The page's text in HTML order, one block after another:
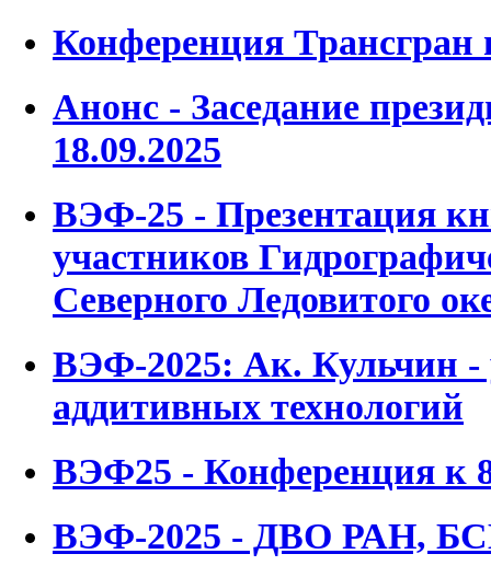
Конференция Трансгран
Анонс - Заседание
18.09.2025
ВЭФ-25 - Презентация
участников
Северного Ледовитого
ВЭФ-2025: Ак. Кульчин -
аддитивных технологий
ВЭФ25 - Конференция к
ВЭФ-2025 - ДВО РАН,